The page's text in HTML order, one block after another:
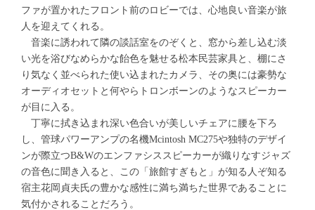
ファが置かれたフロント前のロビーでは、心地良い音楽が旅
人を迎えてくれる。
音楽に誘われて隣の談話室をのぞくと、窓から差し込む淡
い光を浴びなめらかな飴色を魅せる松本民芸家具と、棚にさ
り気なく並べられた使い込まれたカメラ、その奥には豪勢な
オーディオセットと何やらトロンボーンのようなスピーカー
が目に入る。
丁寧に拭き込まれ深い色合いが美しいチェアに腰を下ろ
し、管球パワーアンプの名機Mcintosh MC275や独特のデザイ
ンが際立つB&Wのエンファシススピーカーが織りなすジャズ
の音色に聞き入ると、この「旅館すぎもと」が知る人ぞ知る
宿主花岡貞夫氏の豊かな感性に満ち満ちた世界であることに
気付かされることだろう。